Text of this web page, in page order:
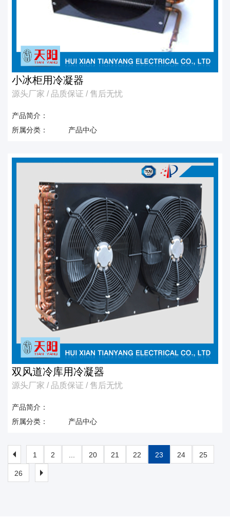
小冰柜用冷凝器
源头厂家 / 品质保证 / 售后无忧
产品简介：
所属分类：
产品中心
双风道冷库用冷凝器
源头厂家 / 品质保证 / 售后无忧
产品简介：
所属分类：
产品中心
1 2 20 21 22 23 24 25
26